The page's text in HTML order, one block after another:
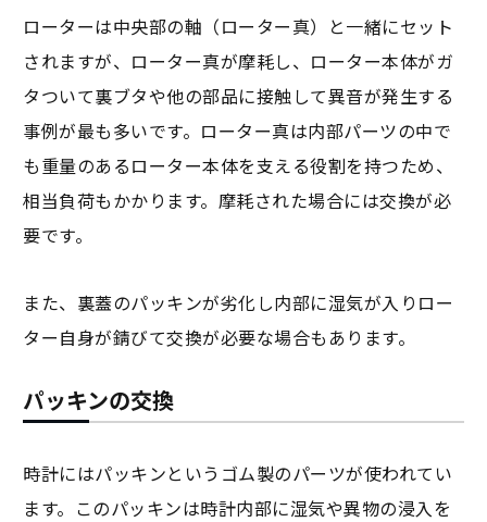
ローターは中央部の軸（ローター真）と一緒にセット
されますが、ローター真が摩耗し、ローター本体がガ
タついて裏ブタや他の部品に接触して異音が発生する
事例が最も多いです。ローター真は内部パーツの中で
も重量のあるローター本体を支える役割を持つため、
相当負荷もかかります。摩耗された場合には交換が必
要です。
また、裏蓋のパッキンが劣化し内部に湿気が入りロー
ター自身が錆びて交換が必要な場合もあります。
パッキンの交換
時計にはパッキンというゴム製のパーツが使われてい
ます。このパッキンは時計内部に湿気や異物の浸入を